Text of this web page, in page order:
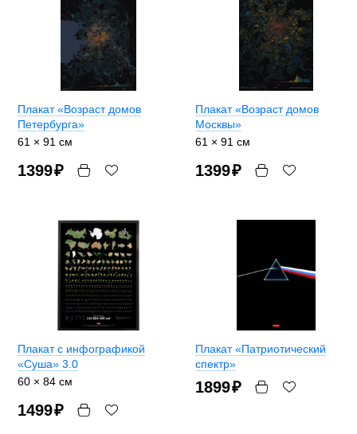
Плакат «Возраст домов
Петербурга»
61 × 91 см
1399₽
Плакат «Возраст домов
Москвы»
61 × 91 см
1399₽
Плакат с инфографикой
«Суша» 3.0
60 × 84 см
1499₽
Плакат «Патриотический
спектр»
1899₽